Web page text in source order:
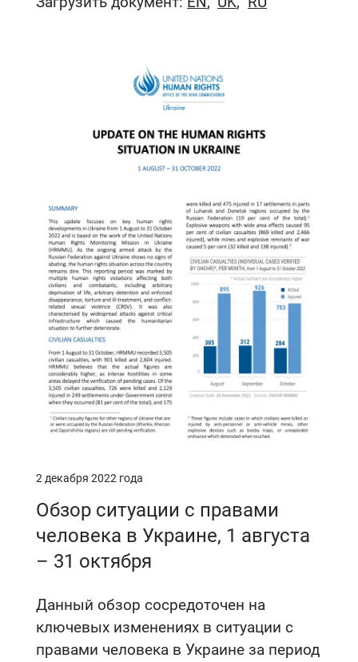
2 декабря 2022 года
Обзор ситуации с правами
человека в Украине, 1 августа
– 31 октября
Данный обзор сосредоточен на
ключевых изменениях в ситуации с
правами человека в Украине за период